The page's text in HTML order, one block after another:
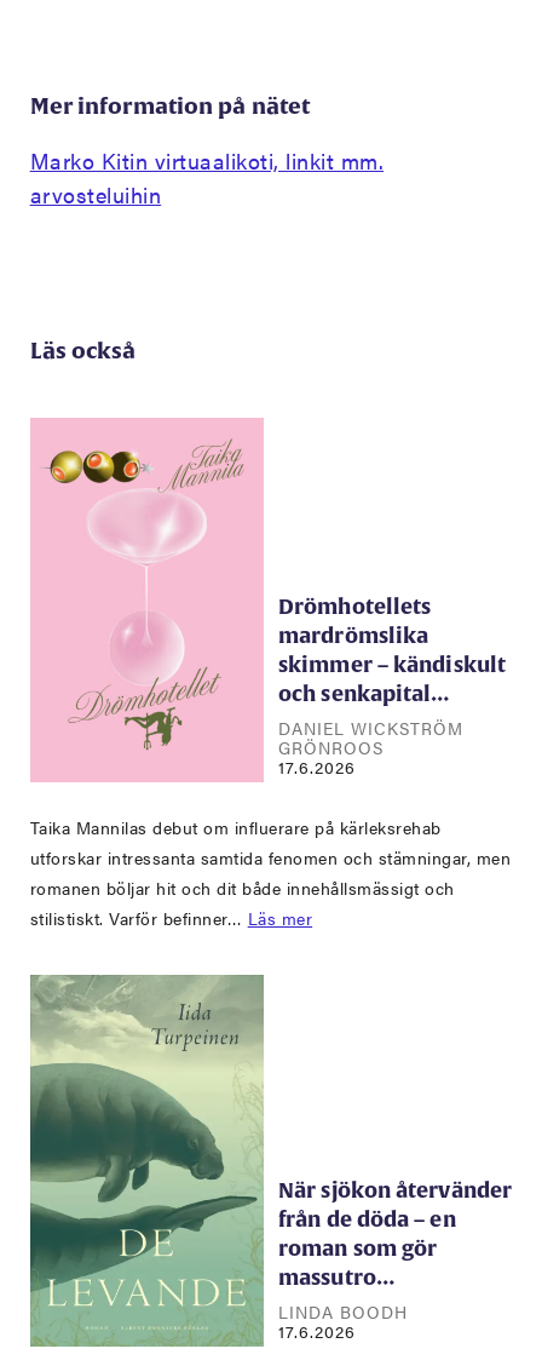
Mer information på nätet
Marko Kitin virtuaalikoti, linkit mm.
arvosteluihin
Läs också
Drömhotellets
mardrömslika
skimmer – kändiskult
och senkapital…
DANIEL WICKSTRÖM
GRÖNROOS
17.6.2026
Taika Mannilas debut om influerare på kärleksrehab
utforskar intressanta samtida fenomen och stämningar, men
romanen böljar hit och dit både innehållsmässigt och
stilistiskt. Varför befinner… Läs mer
När sjökon återvänder
från de döda – en
roman som gör
massutro…
LINDA BOODH
17.6.2026